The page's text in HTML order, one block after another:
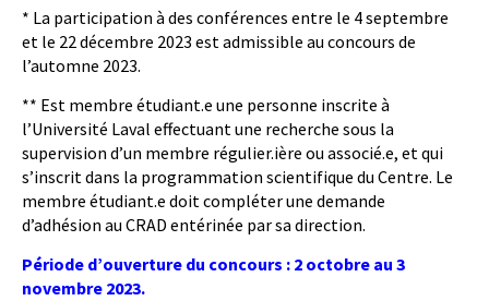
* La participation à des conférences entre le 4 septembre
et le 22 décembre 2023 est admissible au concours de
l’automne 2023.
** Est membre étudiant.e une personne inscrite à
l’Université Laval effectuant une recherche sous la
supervision d’un membre régulier.ière ou associé.e, et qui
s’inscrit dans la programmation scientifique du Centre. Le
membre étudiant.e doit compléter une demande
d’adhésion au CRAD entérinée par sa direction.
Période d’ouverture du concours : 2 octobre au 3
novembre 2023.